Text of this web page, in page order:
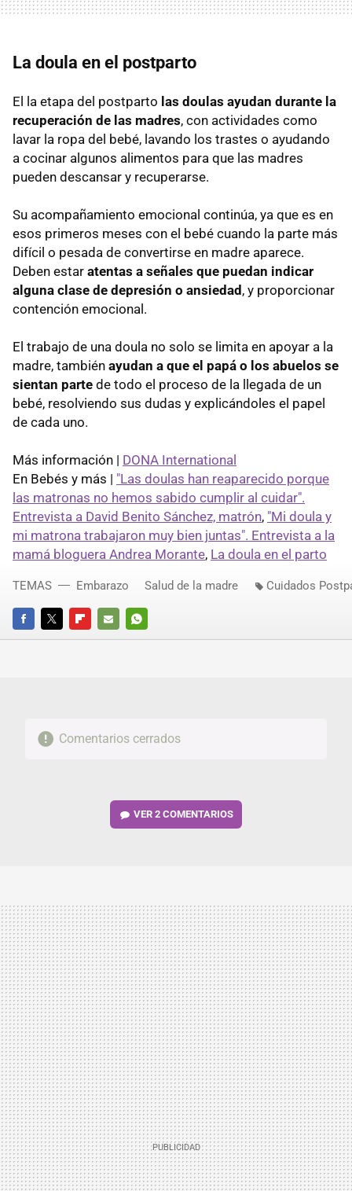
La doula en el postparto
El la etapa del postparto las doulas ayudan durante la
recuperación de las madres, con actividades como
lavar la ropa del bebé, lavando los trastes o ayudando
a cocinar algunos alimentos para que las madres
pueden descansar y recuperarse.
Su acompañamiento emocional continúa, ya que es en
esos primeros meses con el bebé cuando la parte más
difícil o pesada de convertirse en madre aparece.
Deben estar atentas a señales que puedan indicar
alguna clase de depresión o ansiedad, y proporcionar
contención emocional.
El trabajo de una doula no solo se limita en apoyar a la
madre, también ayudan a que el papá o los abuelos se
sientan parte de todo el proceso de la llegada de un
bebé, resolviendo sus dudas y explicándoles el papel
de cada uno.
Más información | DONA International
En Bebés y más | "Las doulas han reaparecido porque
las matronas no hemos sabido cumplir al cuidar".
Entrevista a David Benito Sánchez, matrón, "Mi doula y
mi matrona trabajaron muy bien juntas". Entrevista a la
mamá bloguera Andrea Morante, La doula en el parto
FACEBOOKTWITTERFLIPBOARD
E-
WHATSAPP
TEMAS Embarazo Salud de la madre Cuidados
Comentarios cerrados
VER2 COMENTARIOS